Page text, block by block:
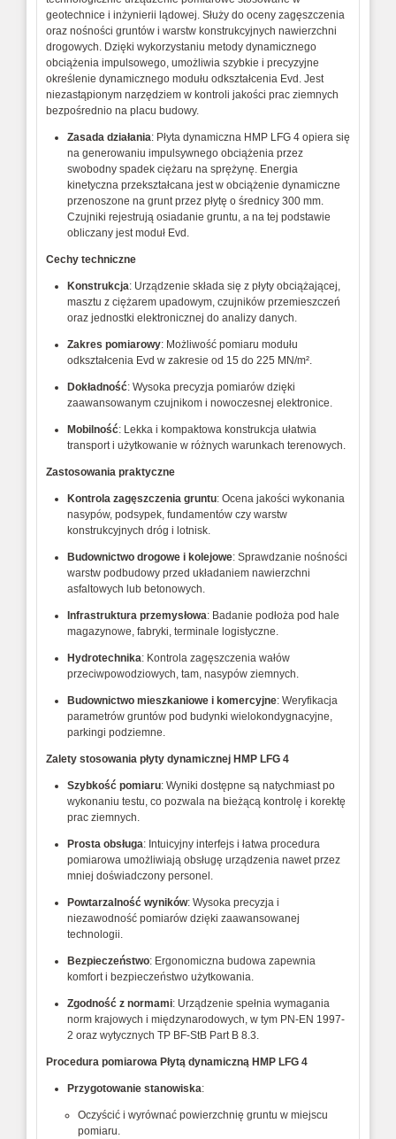
geotechnice i inżynierii lądowej. Służy do oceny zagęszczenia
oraz nośności gruntów i warstw konstrukcyjnych nawierzchni
drogowych. Dzięki wykorzystaniu metody dynamicznego
obciążenia impulsowego, umożliwia szybkie i precyzyjne
określenie dynamicznego modułu odkształcenia Evd. Jest
niezastąpionym narzędziem w kontroli jakości prac ziemnych
bezpośrednio na placu budowy.
Zasada działania: Płyta dynamiczna HMP LFG 4 opiera się
na generowaniu impulsywnego obciążenia przez
swobodny spadek ciężaru na sprężynę. Energia
kinetyczna przekształcana jest w obciążenie dynamiczne
przenoszone na grunt przez płytę o średnicy 300 mm.
Czujniki rejestrują osiadanie gruntu, a na tej podstawie
obliczany jest moduł Evd.
Cechy techniczne
Konstrukcja: Urządzenie składa się z płyty obciążającej,
masztu z ciężarem upadowym, czujników przemieszczeń
oraz jednostki elektronicznej do analizy danych.
Zakres pomiarowy: Możliwość pomiaru modułu
odkształcenia Evd w zakresie od 15 do 225 MN/m².
Dokładność: Wysoka precyzja pomiarów dzięki
zaawansowanym czujnikom i nowoczesnej elektronice.
Mobilność: Lekka i kompaktowa konstrukcja ułatwia
transport i użytkowanie w różnych warunkach terenowych.
Zastosowania praktyczne
Kontrola zagęszczenia gruntu: Ocena jakości wykonania
nasypów, podsypek, fundamentów czy warstw
konstrukcyjnych dróg i lotnisk.
Budownictwo drogowe i kolejowe: Sprawdzanie nośności
warstw podbudowy przed układaniem nawierzchni
asfaltowych lub betonowych.
Infrastruktura przemysłowa: Badanie podłoża pod hale
magazynowe, fabryki, terminale logistyczne.
Hydrotechnika: Kontrola zagęszczenia wałów
przeciwpowodziowych, tam, nasypów ziemnych.
Budownictwo mieszkaniowe i komercyjne: Weryfikacja
parametrów gruntów pod budynki wielokondygnacyjne,
parkingi podziemne.
Zalety stosowania płyty dynamicznej HMP LFG 4
Szybkość pomiaru: Wyniki dostępne są natychmiast po
wykonaniu testu, co pozwala na bieżącą kontrolę i korektę
prac ziemnych.
Prosta obsługa: Intuicyjny interfejs i łatwa procedura
pomiarowa umożliwiają obsługę urządzenia nawet przez
mniej doświadczony personel.
Powtarzalność wyników: Wysoka precyzja i
niezawodność pomiarów dzięki zaawansowanej
technologii.
Bezpieczeństwo: Ergonomiczna budowa zapewnia
komfort i bezpieczeństwo użytkowania.
Zgodność z normami: Urządzenie spełnia wymagania
norm krajowych i międzynarodowych, w tym PN-EN 1997-
2 oraz wytycznych TP BF-StB Part B 8.3.
Procedura pomiarowa Płytą dynamiczną HMP LFG 4
Przygotowanie stanowiska:
Oczyścić i wyrównać powierzchnię gruntu w miejscu
pomiaru.